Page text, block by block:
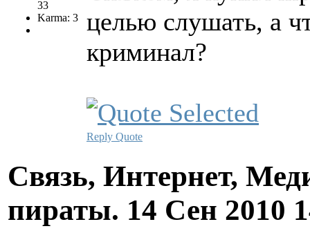
33
Karma: 3
целью слушать, a
криминал?
Reply Quote
Связь, Интернет,
пираты. 14 Сен 2010